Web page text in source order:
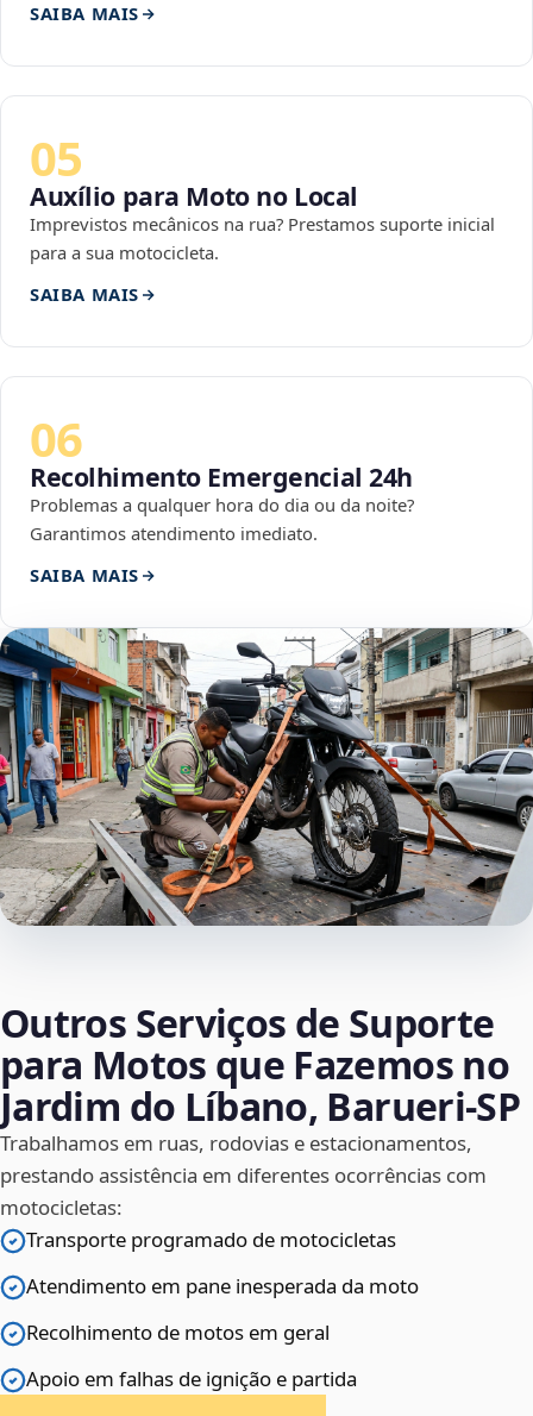
SAIBA MAIS
05
Auxílio para Moto no Local
Imprevistos mecânicos na rua? Prestamos suporte inicial
para a sua motocicleta.
SAIBA MAIS
06
Recolhimento Emergencial 24h
Problemas a qualquer hora do dia ou da noite?
Garantimos atendimento imediato.
SAIBA MAIS
Outros Serviços de Suporte
para Motos que Fazemos no
Jardim do Líbano, Barueri‑SP
Trabalhamos em ruas, rodovias e estacionamentos,
prestando assistência em diferentes ocorrências com
motocicletas:
Transporte programado de motocicletas
Atendimento em pane inesperada da moto
Recolhimento de motos em geral
Apoio em falhas de ignição e partida